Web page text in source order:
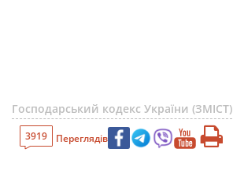
Господарський кодекс України (ЗМІСТ)
3919 Переглядів